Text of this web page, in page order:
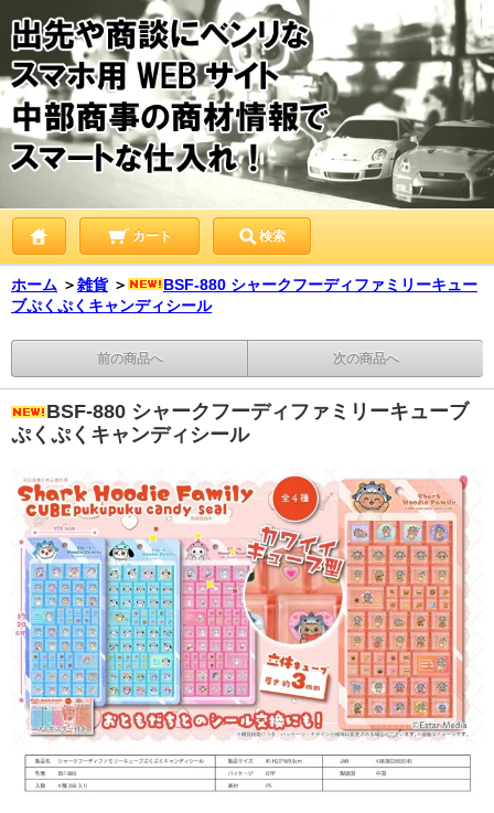
カート 検索
ホーム ＞雑貨 ＞
BSF-880 シャークフーディファミリーキュー
ブぷくぷくキャンディシール
前の商品へ 次の商品へ
BSF-880 シャークフーディファミリーキューブ
ぷくぷくキャンディシール